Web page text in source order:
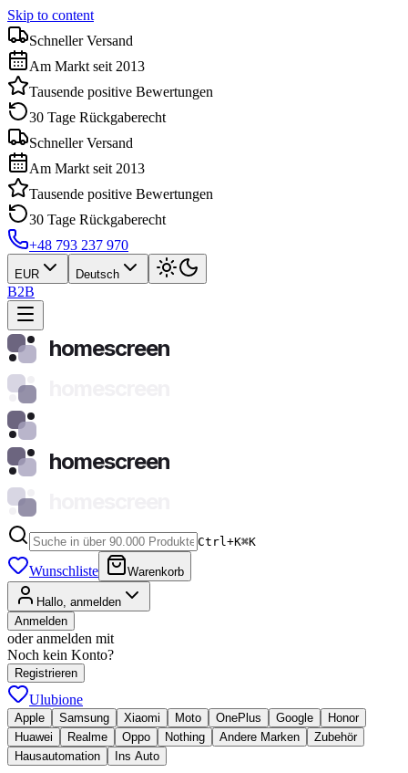
Skip to content
Schneller Versand
Am Markt seit 2013
Tausende positive Bewertungen
30 Tage Rückgaberecht
Schneller Versand
Am Markt seit 2013
Tausende positive Bewertungen
30 Tage Rückgaberecht
+48 793 237 970
EUR Deutsch
B2B
homescreen
homescreen
Ctrl+K⌘K
Wunschliste Warenkorb
Hallo, anmelden
Anmelden
oder anmelden mit
Noch kein Konto?
Registrieren
Ulubione
Apple Samsung Xiaomi Moto OnePlus Google
Honor
Huawei
Realme Oppo Nothing Andere Marken
Zubehör
Hausautomation
Ins Auto